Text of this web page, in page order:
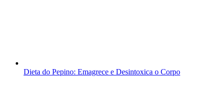
Dieta do Pepino: Emagrece e Desintoxica o Corpo